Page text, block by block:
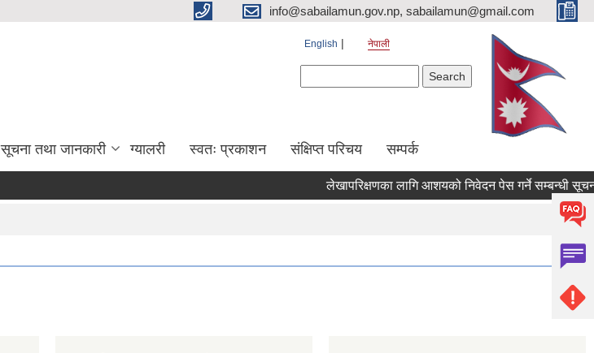
info@sabailamun.gov.np, sabailamun@gmail.com
English नेपाली
सूचना तथा जानकारी ग्यालरी स्वतः प्रकाशन संक्षिप्त परिचय सम्पर्क
लेखापरिक्षणका लागि आशयको निवेदन पेस गर्ने सम्बन्धी सूचना ।